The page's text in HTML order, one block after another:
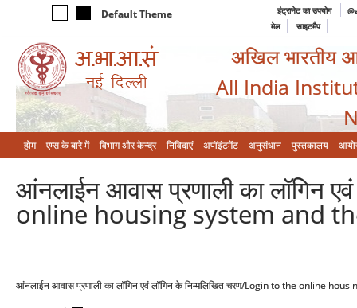
Default Theme इंट्रानेट का उपयोग
मेल
साइटमैप
अखिल भारतीय
All India
होम एम्‍स के बारे में विभाग और केन्‍द्र निविदाएं अपॉइंटमेंट अनुसंधान पुस्तकालय
आंनलाईन आवास प्रणाली का लॉगिन
online housing system and
आंनलाईन आवास प्रणाली का लॉगिन एवं लॉगिन के निम्मलिखित चरण/Login to the online